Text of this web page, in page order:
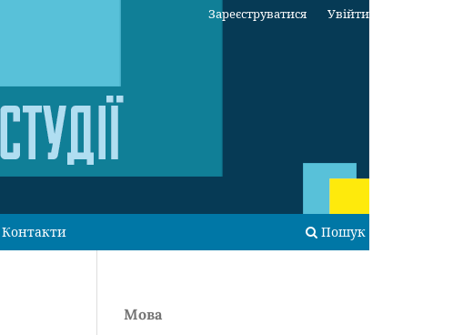
Контакти Пошук
Зареєструватися Увійти
Мова